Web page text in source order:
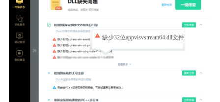
缺少32位appvisvstream64.dll文件